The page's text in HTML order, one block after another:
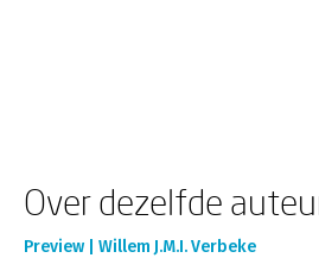
Over dezelfde
Preview | Willem J.M.I. Verbeke